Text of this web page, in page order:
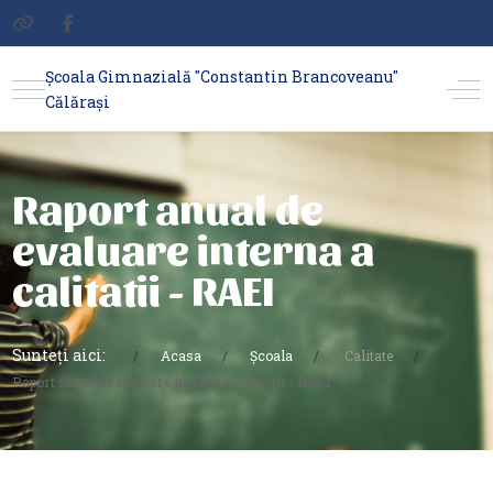
Școala Gimnazială "Constantin Brancoveanu"
Călărași
Raport anual de
evaluare interna a
calitatii - RAEI
Sunteți aici: Acasa Școala
Calitate
Raport anual de evaluare interna a calitatii - RAEI